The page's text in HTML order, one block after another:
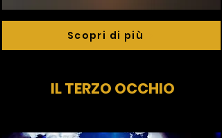
Scopri di più
IL TERZO OCCHIO